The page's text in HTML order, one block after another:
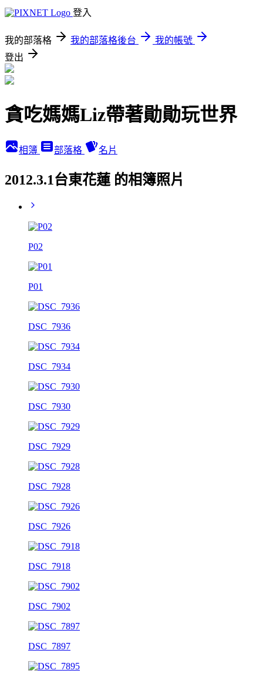
登入
我的部落格 我的部落格後台
我的帳號
登出
貪吃媽媽Liz帶著勛勛玩世界
相簿 部落格 名片
2012.3.1台東花蓮 的相簿照片
P02
P01
DSC_7936
DSC_7934
DSC_7930
DSC_7929
DSC_7928
DSC_7926
DSC_7918
DSC_7902
DSC_7897